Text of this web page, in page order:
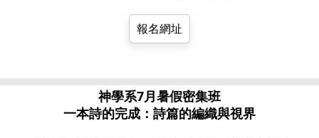
報名網址
神學系7月暑假密集班
一本詩的完成：詩篇的編織與視界